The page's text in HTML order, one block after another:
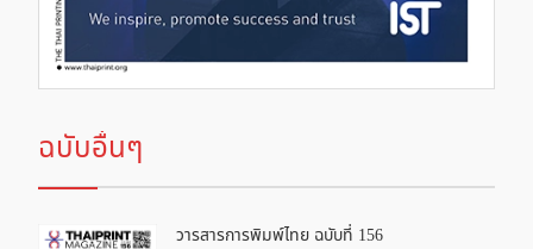
ฉบับอื่นๆ
วารสารการพิมพ์ไทย ฉบับที่ 156